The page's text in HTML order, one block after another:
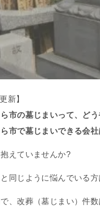
新】
ら市の墓じまいって、ど
ら市で墓じまいできる会
えていませんか?
同じように悩んでいる方
、改葬（墓じまい）件